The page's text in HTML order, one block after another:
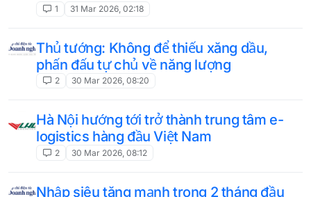
1 31 Mar 2026, 02:18
Thủ tướng: Không để thiếu xăng dầu,
phấn đấu tự chủ về năng lượng
2 30 Mar 2026, 08:20
Hà Nội hướng tới trở thành trung tâm e-
logistics hàng đầu Việt Nam
2 30 Mar 2026, 08:12
Nhập siêu tăng mạnh trong 2 tháng đầu